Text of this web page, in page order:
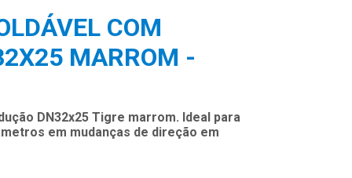
COM
MARROM -
DN32x25 Tigre marrom. Ideal para
em mudanças de direção em